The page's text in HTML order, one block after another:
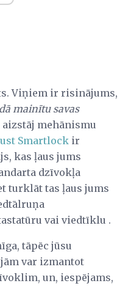
Viņiem ir risinājums,
mainītu savas
aizstāj mehānismu
Smartlock ir
kas ļaus jums
dzīvokļa
turklāt tas ļaus jums
vai viedtīklu .
tāpēc jūsu
var izmantot
un, iespējams,